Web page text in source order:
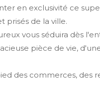
en exclusivité ce
prisés de la ville.
vous séduira dès
pièce de vie,
des commerces,